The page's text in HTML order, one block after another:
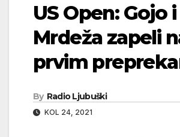
US Open: Gojo i
Mrdeža zapeli
prvim
By Radio Ljubuški
KOL 24, 2021